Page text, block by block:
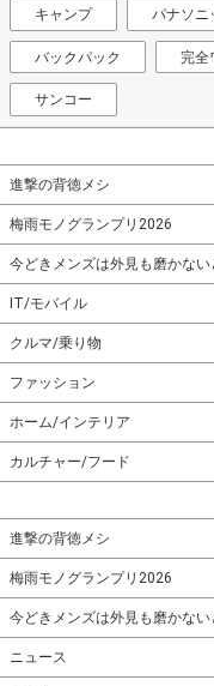
キャンプ パナソニ
バックパック 完全
サンコー
進撃の背徳メシ
梅雨モノグランプリ2026
今どきメンズは外見も磨かない
IT/モバイル
クルマ/乗り物
ファッション
ホーム/インテリア
カルチャー/フード
進撃の背徳メシ
梅雨モノグランプリ2026
今どきメンズは外見も磨かない
ニュース